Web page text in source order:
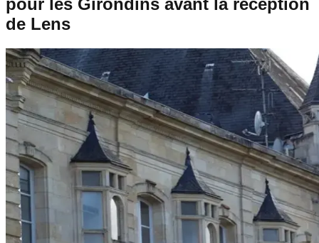
pour les Girondins avant la réception
de Lens